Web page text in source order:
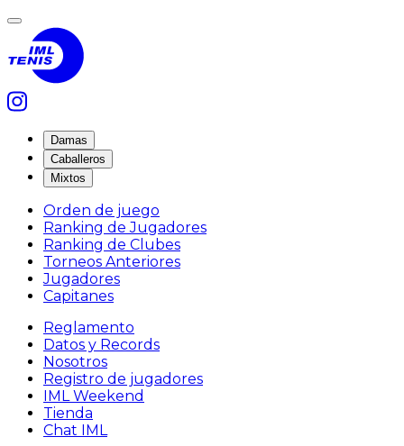
Damas
Caballeros
Mixtos
Orden de juego
Ranking de Jugadores
Ranking de Clubes
Torneos Anteriores
Jugadores
Capitanes
Reglamento
Datos y Records
Nosotros
Registro de jugadores
IML Weekend
Tienda
Chat IML